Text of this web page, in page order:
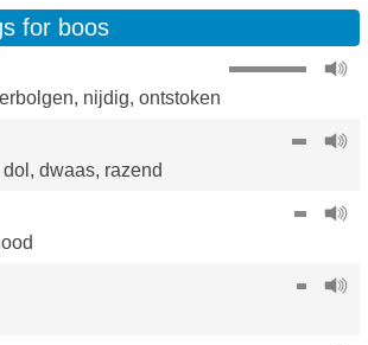
for boos
, nijdig, ontstoken
dol , dwaas, razend